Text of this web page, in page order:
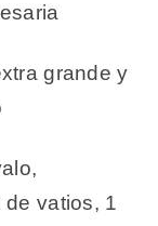
grande y
vatios, 1